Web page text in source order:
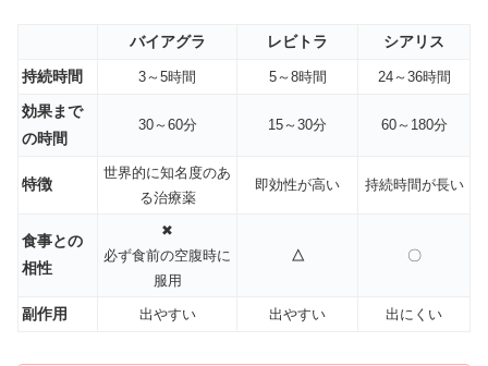
バイアグラ レビトラ
シアリス
持続時間
3～5時間 5～8時間 24～36時間
効果まで
の時間
30～60分 15～30分 60～180分
特徴
世界的に知名度のあ
る治療薬
即効性が高い 持続時間が長い
食事との
相性
✖
必ず食前の空腹時に
服用
△ 〇
副作用 出やすい 出やすい 出にくい